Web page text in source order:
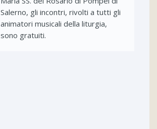
Salerno, gli incontri, rivolti a tutti gli
animatori musicali della liturgia,
sono gratuiti.